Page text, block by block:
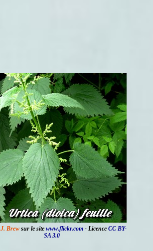
J. Brewsur le site www.flickr.com- Licence CC BY-
SA 3.0